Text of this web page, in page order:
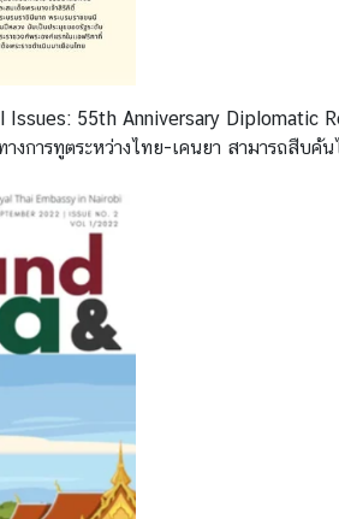
55th Anniversary Diplomatic
การทูตระหว่างไทย-เคนยา สามารถสืบค้